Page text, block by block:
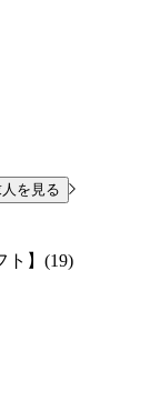
を見る
ト】(19)